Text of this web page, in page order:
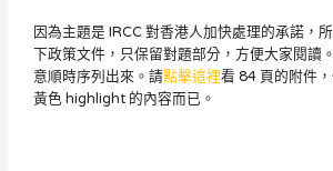
因為主題是 IRCC 對香港人加快處理的承諾，
下政策文件，只保留對題部分，方便大家閱讀
意順時序列出來。請點擊這裡看 84 頁的附件
黃色 highlight 的內容而已。